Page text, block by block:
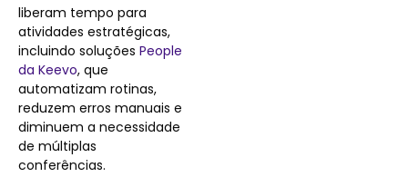
liberam tempo para
atividades estratégicas,
incluindo soluções People
da Keevo, que
automatizam rotinas,
reduzem erros manuais e
diminuem a necessidade
de múltiplas
conferências.